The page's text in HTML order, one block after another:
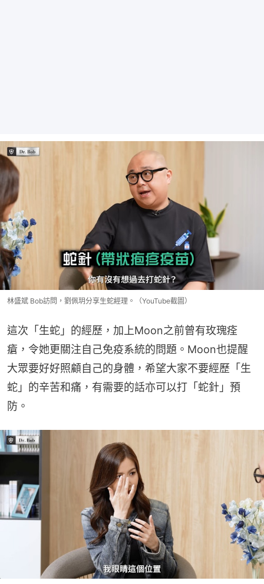
林盛斌 Bob訪問，劉佩玥分享生蛇經理。（YouTube截圖）
這次「生蛇」的經歷，加上Moon之前曾有玫瑰痊
瘡，令她更關注自己免疫系統的問題。Moon也提醒
大眾要好好照顧自己的身體，希望大家不要經歷「生
蛇」的辛苦和痛，有需要的話亦可以打「蛇針」預
防。